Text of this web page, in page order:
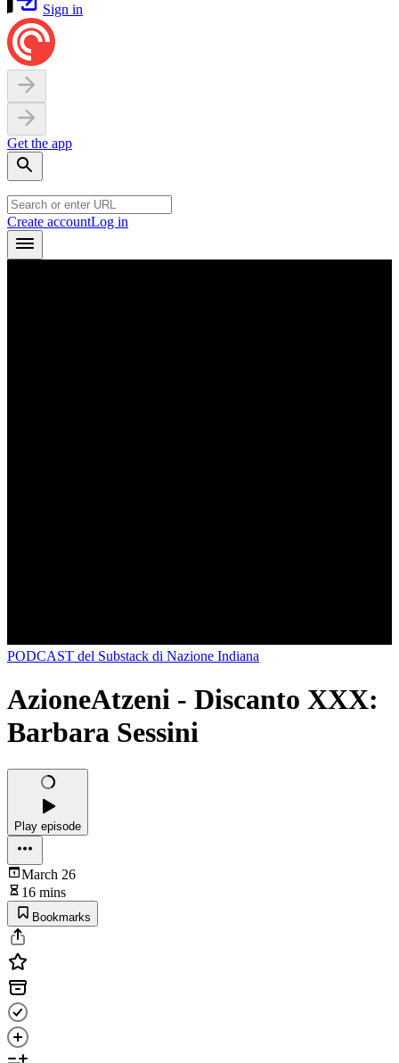
Sign in
Get the app
Create accountLog in
PODCAST del Substack di Nazione Indiana
AzioneAtzeni - Discanto XXX:
Barbara Sessini
Play episode
March 26
16 mins
Bookmarks